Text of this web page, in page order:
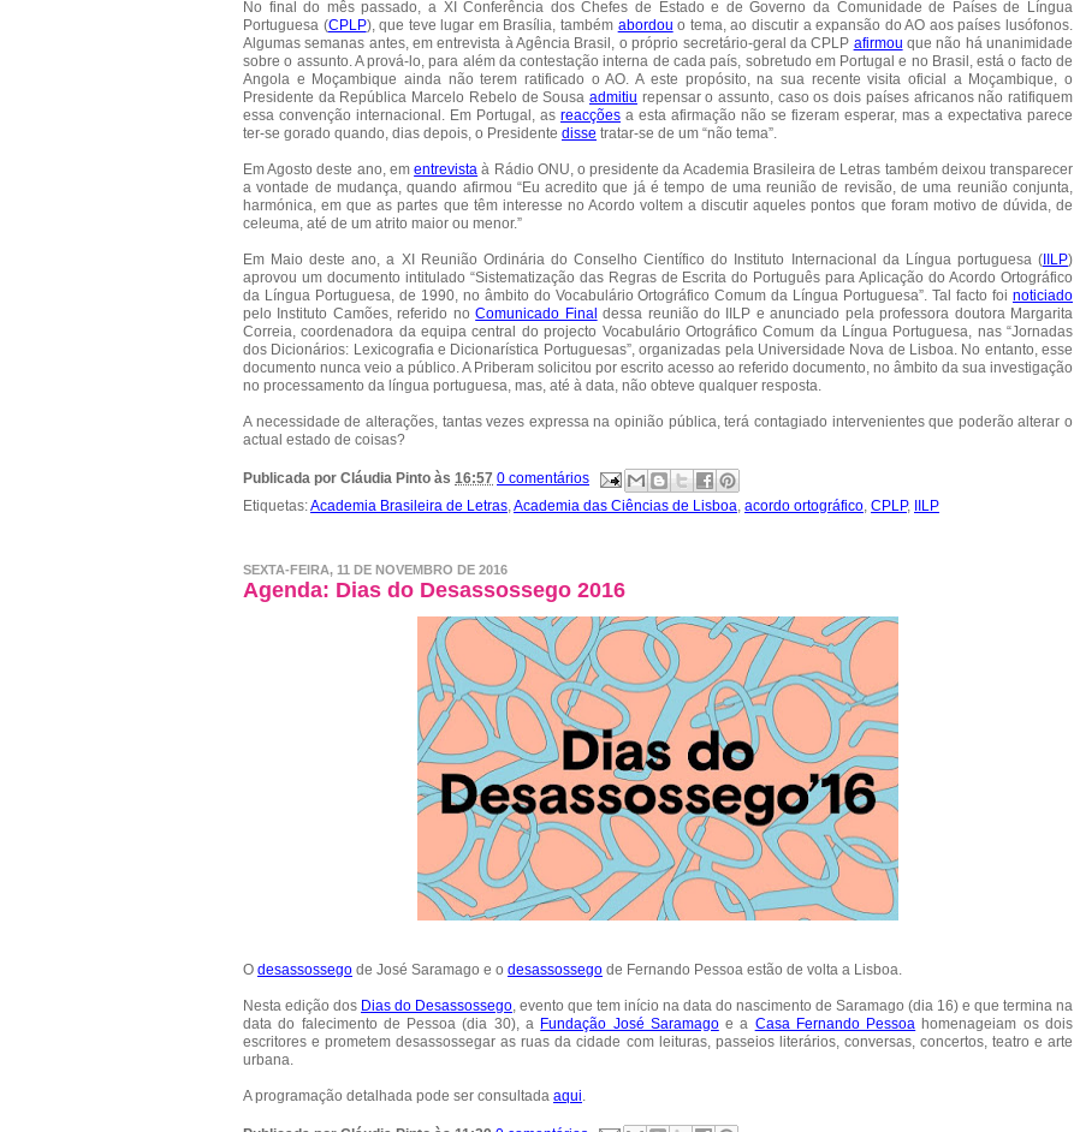
No final do mês passado, a XI Conferência dos Chefes de Estado e de Governo da Comunidade de Países de Língua
Portuguesa (CPLP), que teve lugar em Brasília, também abordou o tema, ao discutir a expansão do AO aos países lusófonos.
Algumas semanas antes, em entrevista à Agência Brasil, o próprio secretário-geral da CPLP afirmou que não há unanimidade
sobre o assunto. A prová-lo, para além da contestação interna de cada país, sobretudo em Portugal e no Brasil, está o facto de
Angola e Moçambique ainda não terem ratificado o AO. A este propósito, na sua recente visita oficial a Moçambique, o
Presidente da República Marcelo Rebelo de Sousa admitiu repensar o assunto, caso os dois países africanos não ratifiquem
essa convenção internacional. Em Portugal, as reacções a esta afirmação não se fizeram esperar, mas a expectativa parece
ter-se gorado quando, dias depois, o Presidente disse tratar-se de um “não tema”.
Em Agosto deste ano, ementrevista à Rádio ONU, o presidente da Academia Brasileira de Letras também deixou transparecer
a vontade de mudança, quando afirmou “Eu acredito que já é tempo de uma reunião de revisão, de uma reunião conjunta,
harmónica, em que as partes que têm interesse no Acordo voltem a discutir aqueles pontos que foram motivo de dúvida, de
celeuma, até de um atrito maior ou menor.”
Em Maio deste ano, a XI Reunião Ordinária do Conselho Científico do Instituto Internacional da Língua portuguesa ( IILP)
aprovou um documento intitulado “Sistematização das Regras de Escrita do Português para Aplicação do Acordo Ortográfico
da Língua Portuguesa, de 1990, no âmbito do Vocabulário Ortográfico Comum da Língua Portuguesa”. Tal facto foi noticiado
pelo Instituto Camões, referido noComunicado Final dessa reunião do IILP e anunciado pela professora doutora Margarita
Correia, coordenadora da equipa central do projecto Vocabulário Ortográfico Comum da Língua Portuguesa, nas “Jornadas
dos Dicionários: Lexicografia e Dicionarística Portuguesas”, organizadas pela Universidade Nova de Lisboa. No entanto, esse
documento nunca veio a público. A Priberam solicitou por escrito acesso ao referido documento, no âmbito da sua investigação
no processamento da língua portuguesa, mas, até à data, não obteve qualquer resposta.
A necessidade de alterações, tantas vezes expressa na opinião pública, terá contagiado intervenientes que poderão alterar o
actual estado de coisas?
Publicada por Cláudia Pinto às 16:57 0 comentários
Etiquetas:Academia Brasileira de Letras,Academia das Ciências de Lisboa, acordo ortográfico, CPLP, IILP
SEXTA-FEIRA, 11 DE NOVEMBRO DE 2016
Agenda: Dias do Desassossego 2016
O desassossego de José Saramago e o desassossego de Fernando Pessoa estão de volta a Lisboa.
Nesta edição dos Dias do Desassossego, evento que tem início na data do nascimento de Saramago (dia 16) e que termina na
data do falecimento de Pessoa (dia 30), a Fundação José Saramagoe a Casa Fernando Pessoa homenageiam os dois
escritores e prometem desassossegar as ruas da cidade com leituras, passeios literários, conversas, concertos, teatro e arte
urbana.
A programação detalhada pode ser consultada aqui.